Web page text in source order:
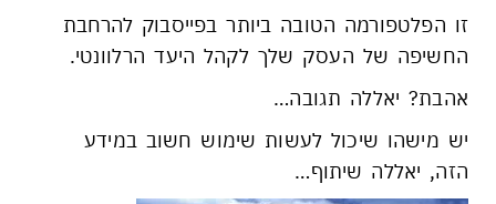
זו הפלטפורמה הטובה ביותר בפייסבוק להרחבת
החשיפה של העסק שלך לקהל היעד הרלוונטי.
אהבת? יאללה תגובה…
יש מישהו שיכול לעשות שימוש חשוב במידע
הזה, יאללה שיתוף…